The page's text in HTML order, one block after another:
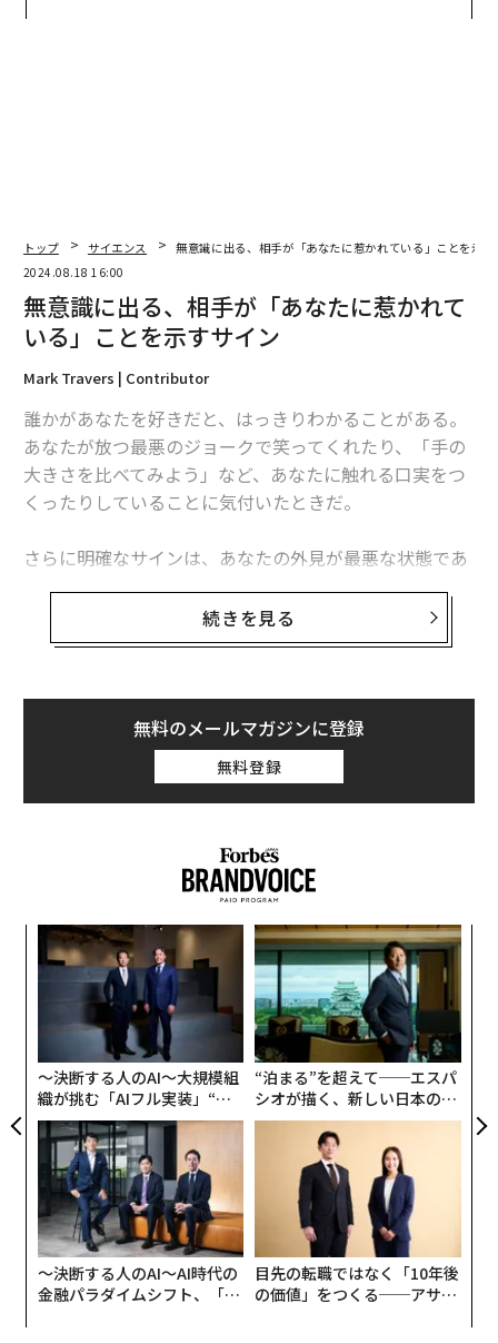
トップ サイエンス
無意識に出る、相手が「あなたに惹かれている」ことを示
2024.08.18 16:00
無意識に出る、相手が「あなたに惹かれて
いる」ことを示すサイン
Mark Travers | Contributor
誰かがあなたを好きだと、はっきりわかることがある。
あなたが放つ最悪のジョークで笑ってくれたり、「手の
大きさを比べてみよう」など、あなたに触れる口実をつ
くったりしていることに気付いたときだ。
さらに明確なサインは、あなたの外見が最悪な状態であ
だ。あるReddit（レディット）ユーザーは、「あなたが
錆びた芝刈り機のように見える日でも、彼らはあなたを
別のレディットユーザーは、「私の妻は今でも、私が反
対方向から来るのを見ると、ジャンプウォークを始め
る。それがかわいい。もっと速く歩きたいが、飛び跳ね
たい気持ちもある。その結果、一歩一歩が小さな跳躍に
続きを見る
無料のメールマガジンに登録
無料登録
〜決断する人のAI〜大規模組
織が挑む「AIフル実装」“使
う”企業から“動く”企業へ【N
TTドコモビジネス×PwC】
“泊まる”を超えて──エスパ
シオが描く、新しい日本のラ
グジュアリー（前編）
〜決断する人のAI〜AI時代の
金融パラダイムシフト、「超
目先の転職ではなく「10年後
の価値」をつくる──アサイ